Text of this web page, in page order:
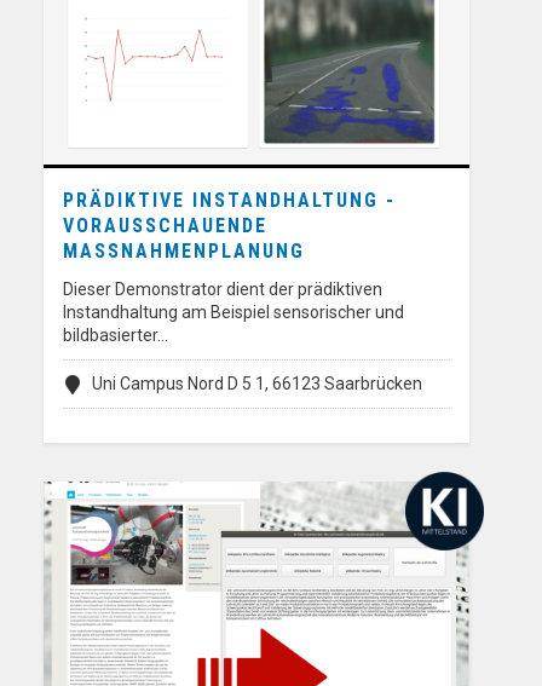
PRÄDIKTIVE INSTANDHALTUNG -
VORAUSSCHAUENDE
MASSNAHMENPLANUNG
Dieser Demonstrator dient der prädiktiven
Instandhaltung am Beispiel sensorischer und
bildbasierter…
Uni Campus Nord D 5 1, 66123 Saarbrücken